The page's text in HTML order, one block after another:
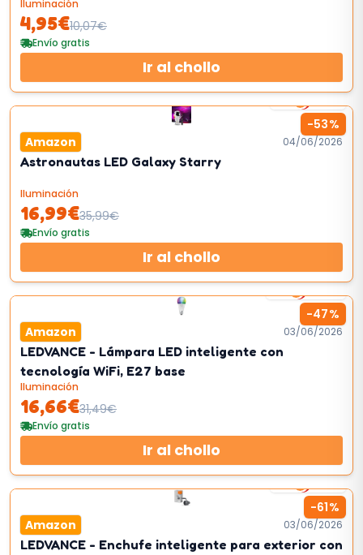
Iluminación
4,95€10,07€
Envío gratis
Ir al chollo
-53%
1km/h
Amazon 04/06/2026
Astronautas LED Galaxy Starry
Iluminación
16,99€35,99€
Envío gratis
Ir al chollo
-47%
4km/h
Amazon 03/06/2026
LEDVANCE - Lámpara LED inteligente con
tecnología WiFi, E27 base
Iluminación
16,66€31,49€
Envío gratis
Ir al chollo
-61%
1km/h
Amazon 03/06/2026
LEDVANCE - Enchufe inteligente para exterior con